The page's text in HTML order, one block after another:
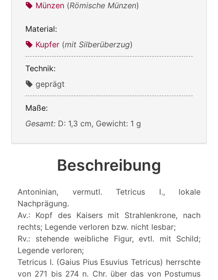
Münzen (Römische Münzen)
Material:
Kupfer (mit Silberüberzug)
Technik:
geprägt
Maße:
Gesamt: D: 1,3 cm, Gewicht: 1 g
Beschreibung
Antoninian, vermutl. Tetricus I., lokale
Nachprägung.
Av.: Kopf des Kaisers mit Strahlenkrone, nach
rechts; Legende verloren bzw. nicht lesbar;
Rv.: stehende weibliche Figur, evtl. mit Schild;
Legende verloren;
Tetricus I. (Gaius Pius Esuvius Tetricus) herrschte
von 271 bis 274 n. Chr. über das von Postumus